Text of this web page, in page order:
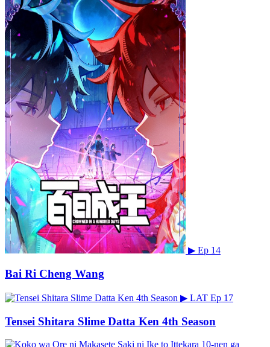
▶ Ep 14
Bai Ri Cheng Wang
▶ LAT Ep 17
Tensei Shitara Slime Datta Ken 4th Season